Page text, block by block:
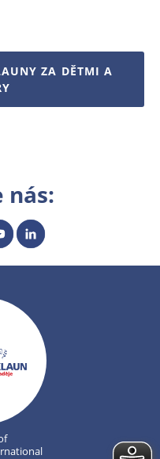
ZA DĚTMI A
nás: